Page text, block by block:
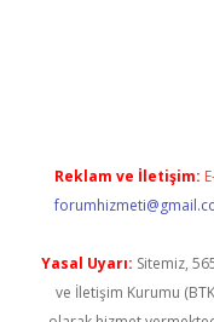
Reklam ve İletişim:
Yasal Uyarı: Sitemiz,
ve İletişim Kurumu